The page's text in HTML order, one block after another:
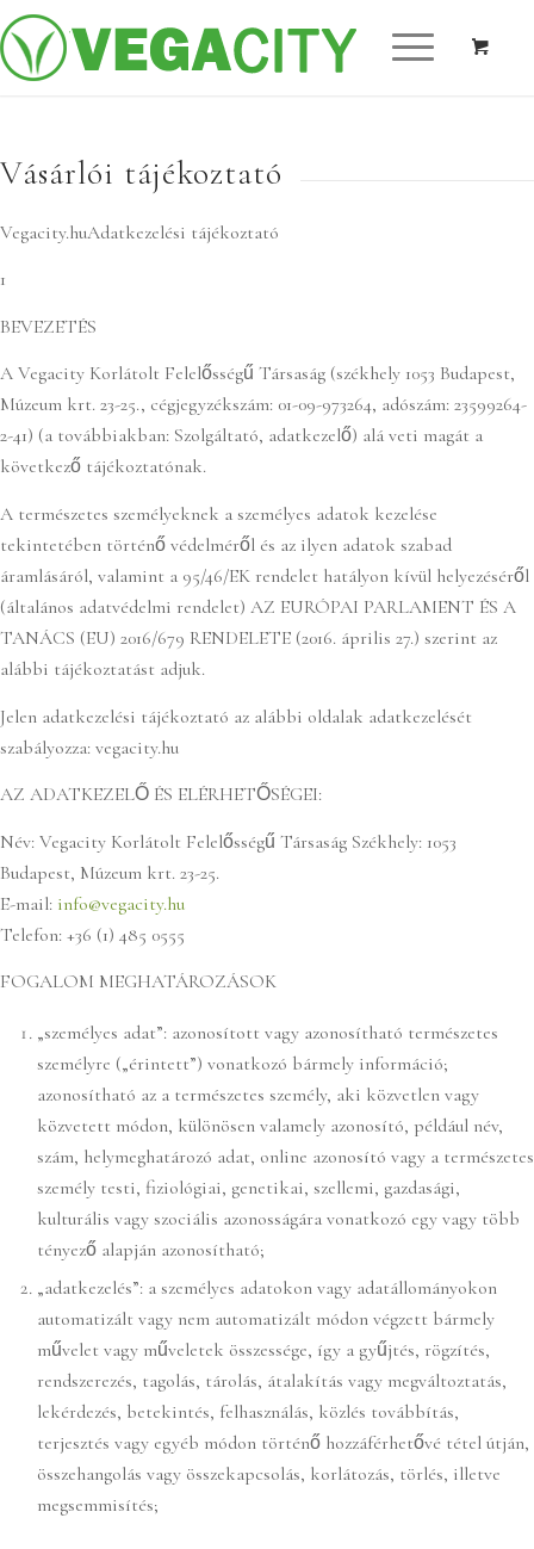
Vásárlói tájékoztató
Vegacity.huAdatkezelési tájékoztató
1
BEVEZETÉS
A Vegacity Korlátolt Felelősségű Társaság (székhely 1053 Budapest,
Múzeum krt. 23-25., cégjegyzékszám: 01-09-973264, adószám: 23599264-
2-41) (a továbbiakban: Szolgáltató, adatkezelő) alá veti magát a
következő tájékoztatónak.
A természetes személyeknek a személyes adatok kezelése
tekintetében történő védelméről és az ilyen adatok szabad
áramlásáról, valamint a 95/46/EK rendelet hatályon kívül helyezéséről
(általános adatvédelmi rendelet) AZ EURÓPAI PARLAMENT ÉS A
TANÁCS (EU) 2016/679 RENDELETE (2016. április 27.) szerint az
alábbi tájékoztatást adjuk.
Jelen adatkezelési tájékoztató az alábbi oldalak adatkezelését
szabályozza: vegacity.hu
AZ ADATKEZELŐ ÉS ELÉRHETŐSÉGEI:
Név: Vegacity Korlátolt Felelősségű Társaság Székhely: 1053
Budapest, Múzeum krt. 23-25.
E-mail: info@vegacity.hu
Telefon: +36 (1) 485 0555
FOGALOM MEGHATÁROZÁSOK
„személyes adat”: azonosított vagy azonosítható természetes
személyre („érintett”) vonatkozó bármely információ;
azonosítható az a természetes személy, aki közvetlen vagy
közvetett módon, különösen valamely azonosító, például név,
szám, helymeghatározó adat, online azonosító vagy a természetes
személy testi, fiziológiai, genetikai, szellemi, gazdasági,
kulturális vagy szociális azonosságára vonatkozó egy vagy több
tényező alapján azonosítható;
„adatkezelés”: a személyes adatokon vagy adatállományokon
automatizált vagy nem automatizált módon végzett bármely
művelet vagy műveletek összessége, így a gyűjtés, rögzítés,
rendszerezés, tagolás, tárolás, átalakítás vagy megváltoztatás,
lekérdezés, betekintés, felhasználás, közlés továbbítás,
terjesztés vagy egyéb módon történő hozzáférhetővé tétel útján,
összehangolás vagy összekapcsolás, korlátozás, törlés, illetve
megsemmisítés;